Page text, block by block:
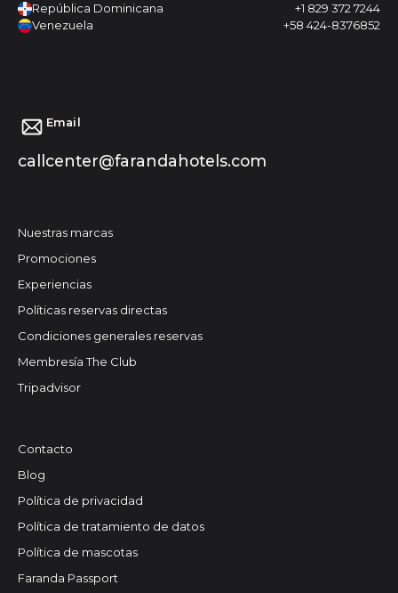
República Dominicana
+1 829 372 7244
Venezuela
+58 424-8376852
Email
callcenter@farandahotels.com
Nuestras marcas
Promociones
Experiencias
Políticas reservas directas
Condiciones generales reservas
Membresía The Club
Tripadvisor
Contacto
Blog
Política de privacidad
Política de tratamiento de datos
Política de mascotas
Faranda Passport